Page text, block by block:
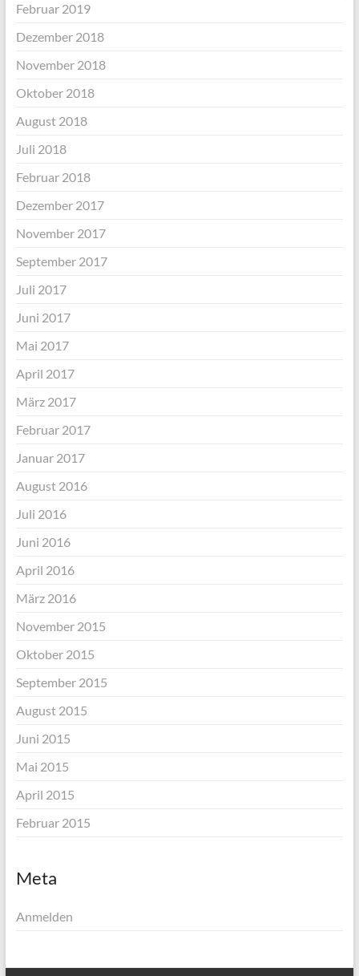
Februar 2019
Dezember 2018
November 2018
Oktober 2018
August 2018
Juli 2018
Februar 2018
Dezember 2017
November 2017
September 2017
Juli 2017
Juni 2017
Mai 2017
April 2017
März 2017
Februar 2017
Januar 2017
August 2016
Juli 2016
Juni 2016
April 2016
März 2016
November 2015
Oktober 2015
September 2015
August 2015
Juni 2015
Mai 2015
April 2015
Februar 2015
Meta
Anmelden